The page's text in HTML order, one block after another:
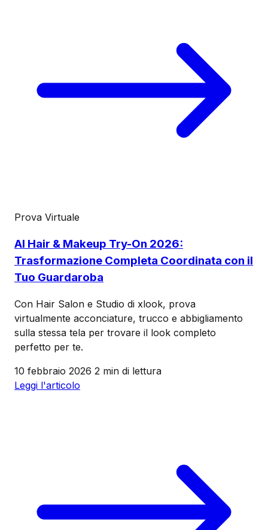
Prova Virtuale
AI Hair & Makeup Try-On 2026:
Trasformazione Completa Coordinata con il
Tuo Guardaroba
Con Hair Salon e Studio di xlook, prova
virtualmente acconciature, trucco e abbigliamento
sulla stessa tela per trovare il look completo
perfetto per te.
10 febbraio 2026 2 min di lettura
Leggi l'articolo